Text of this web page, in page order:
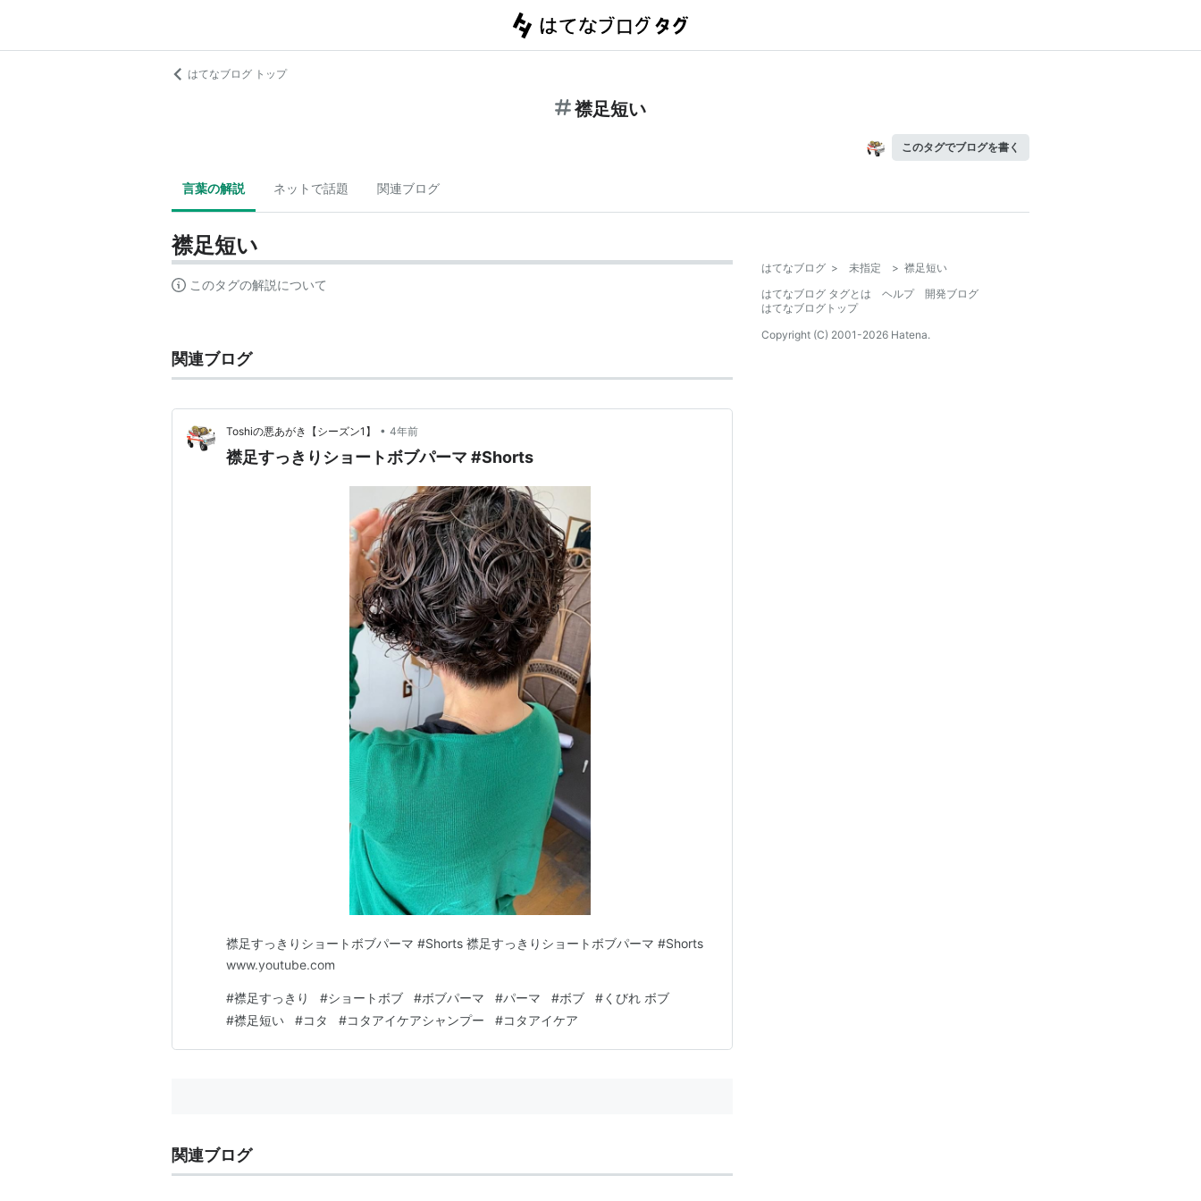
はてなブログ トップ
襟足短い
このタグでブログを書く
言葉の解説 ネットで話題 関連ブログ
襟足短い
このタグの解説について
関連ブログ
Toshiの悪あがき【シーズン1】 • 4年前
襟足すっきりショートボブパーマ #Shorts
襟足すっきりショートボブパーマ #Shorts 襟足すっきりショートボブパーマ #Shorts
www.youtube.com
#襟足すっきり #ショートボブ #ボブパーマ #パーマ #ボブ #くびれ ボブ
#襟足短い #コタ #コタアイケアシャンプー #コタアイケア
関連ブログ
はてなブログ > 未指定 > 襟足短い
はてなブログ タグとは
ヘルプ
開発ブログ
はてなブログトップ
Copyright (C) 2001-2026 Hatena.